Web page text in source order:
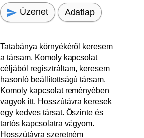
Üzenet Adatlap
Tatabánya környékéről keresem
a társam. Komoly kapcsolat
céljából regisztráltam, keresem
hasonló beállítottságú társam.
Komoly kapcsolat reményében
vagyok itt. Hosszútávra keresek
egy kedves társat. Őszinte és
tartós kapcsolatra vágyom.
Hosszútávra szeretném